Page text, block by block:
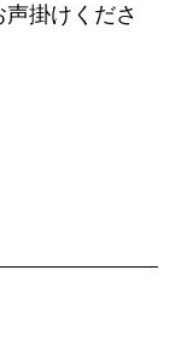
掛けくださ